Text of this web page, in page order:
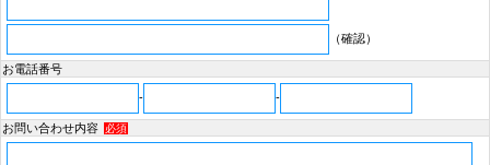
（確認）
お電話番号
- -
お問い合わせ内容 必須